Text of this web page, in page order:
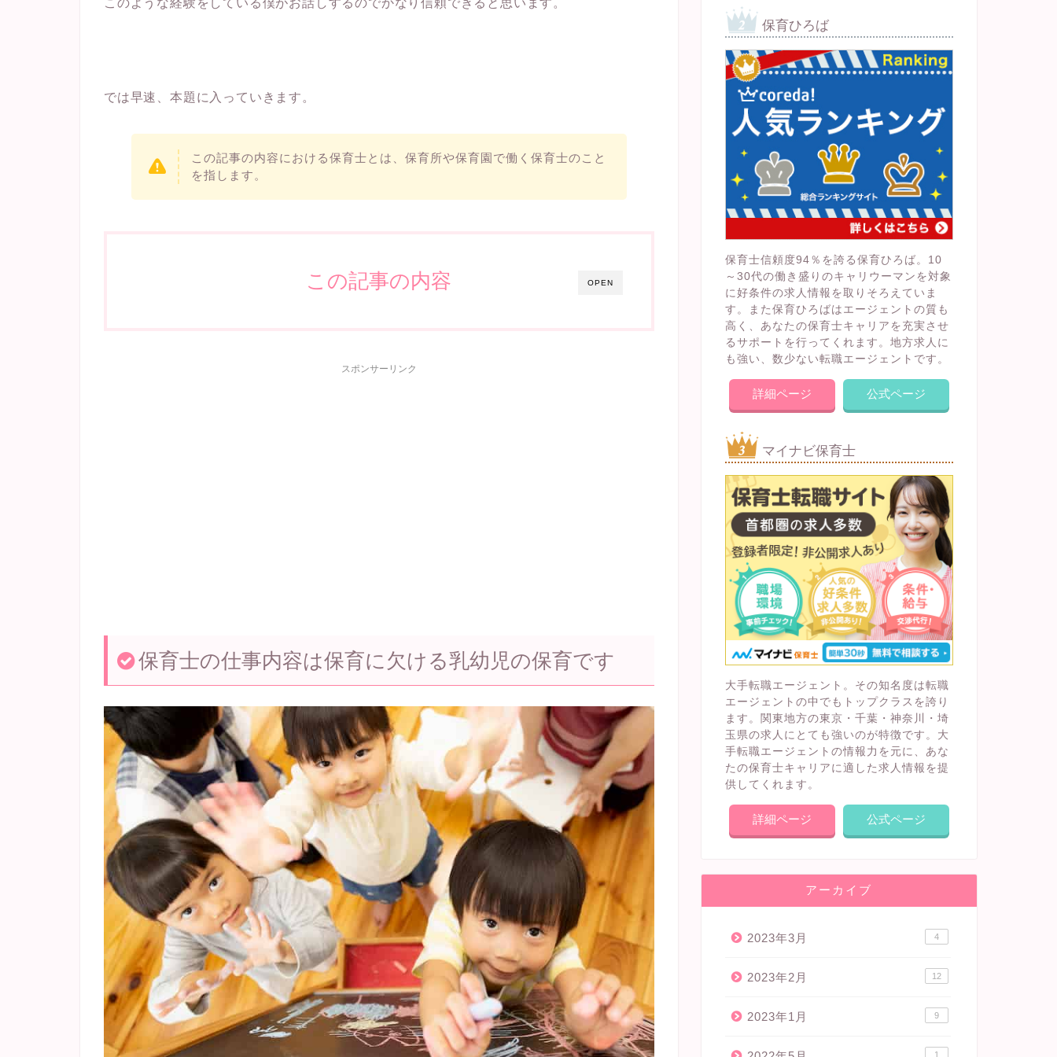
このような経験をしている僕がお話しするのでかなり信頼できると思います。
では早速、本題に入っていきます。
この記事の内容における保育士とは、保育所や保育園で働く保育士のこと
を指します。
OPEN
この記事の内容
スポンサーリンク
保育士の仕事内容は保育に欠ける乳幼児の保育です
保育ひろば
保育士信頼度94％を誇る保育ひろば。10
～30代の働き盛りのキャリウーマンを対象
に好条件の求人情報を取りそろえていま
す。また保育ひろばはエージェントの質も
高く、あなたの保育士キャリアを充実させ
るサポートを行ってくれます。地方求人に
も強い、数少ない転職エージェントです。
詳細ページ 公式ページ
マイナビ保育士
大手転職エージェント。その知名度は転職
エージェントの中でもトップクラスを誇り
ます。関東地方の東京・千葉・神奈川・埼
玉県の求人にとても強いのが特徴です。大
手転職エージェントの情報力を元に、あな
たの保育士キャリアに適した求人情報を提
供してくれます。
詳細ページ 公式ページ
アーカイブ
2023年3月 4
2023年2月 12
2023年1月 9
1